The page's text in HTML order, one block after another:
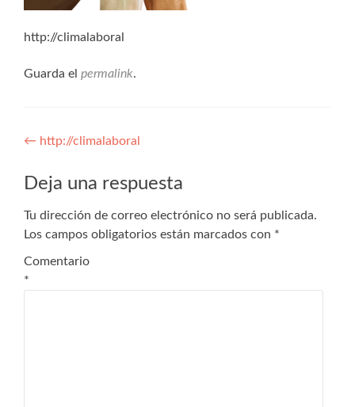
http://climalaboral
Guarda el permalink.
Navegación
de
entradas
← http://climalaboral
Deja una respuesta
Tu dirección de correo electrónico no será publicada.
Los campos obligatorios están marcados con *
Comentario
*